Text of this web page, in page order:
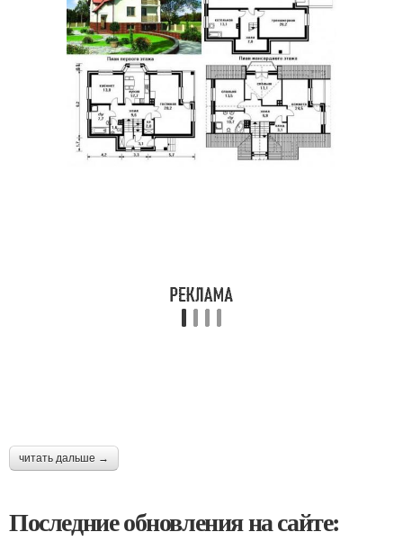
читать дальше →
Последние обновления на сайте: